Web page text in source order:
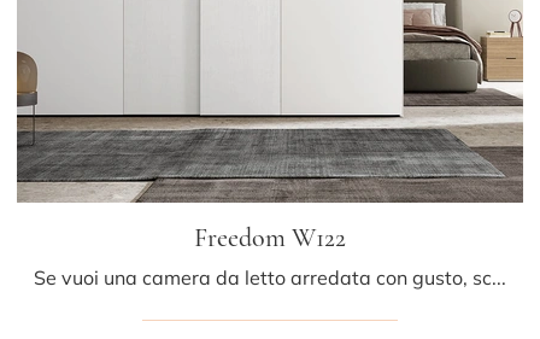
Freedom W122
Se vuoi una camera da letto arredata con gusto, scegli l'armadio Freedom W122 con ante scorrevoli di Colombini Casa!